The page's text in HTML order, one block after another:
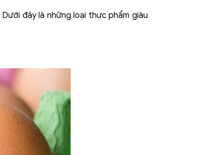
đây là những loại thực phẩm giàu